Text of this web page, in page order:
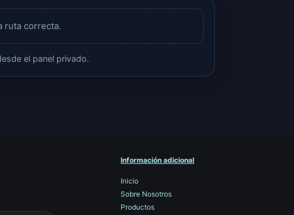
ruta correcta.
el panel privado.
Información adicional
Inicio
Sobre Nosotros
Productos